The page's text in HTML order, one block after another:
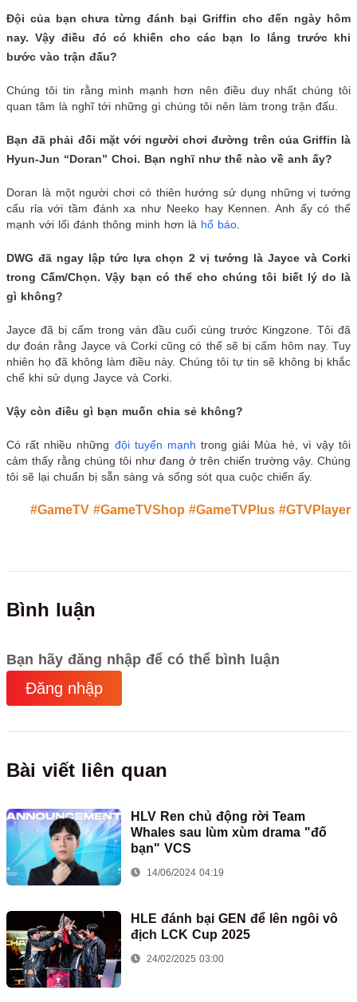
Đội của bạn chưa từng đánh bại Griffin cho đến ngày hôm
nay. Vậy điều đó có khiến cho các bạn lo lắng trước khi
bước vào trận đấu?
Chúng tôi tin rằng mình mạnh hơn nên điều duy nhất chúng tôi
quan tâm là nghĩ tới những gì chúng tôi nên làm trong trận đấu.
Bạn đã phải đối mặt với người chơi đường trên của Griffin là
Hyun-Jun “Doran” Choi. Bạn nghĩ như thế nào về anh ấy?
Doran là một người chơi có thiên hướng sử dụng những vị tướng
cấu rỉa với tầm đánh xa như Neeko hay Kennen. Anh ấy có thế
mạnh với lối đánh thông minh hơn là hổ báo
DWG đã ngay lập tức lựa chọn 2 vị tướng là Jayce và Corki
trong Cấm/Chọn. Vậy bạn có thể cho chúng tôi biết lý do là
gì không?
Jayce đã bị cấm trong ván đầu cuối cùng trước Kingzone. Tôi đã
dự đoán rằng Jayce và Corki cũng có thể sẽ bị cấm hôm nay. Tuy
nhiên họ đã không làm điều này. Chúng tôi tự tin sẽ không bị khắc
chế khi sử dụng Jayce và Corki.
Vậy còn điều gì bạn muốn chia sẻ không?
Có rất nhiều những đội tuyển mạnh trong giải Mùa hè, vì vậy tôi
cảm thấy rằng chúng tôi như đang ở trên chiến trường vậy. Chúng
tôi sẽ lại chuẩn bị sẵn sàng và sống sót qua cuộc chiến ấy.
#GameTV #GameTVShop #GameTVPlus #GTVPlayer
Bình luận
Bạn hãy đăng nhập để có thể bình luận
Đăng nhập
Bài viết liên quan
HLV Ren chủ động rời Team
Whales sau lùm xùm drama "đố
bạn" VCS
14/06/2024 04:19
HLE đánh bại GEN để lên ngôi vô
địch LCK Cup 2025
24/02/2025 03:00